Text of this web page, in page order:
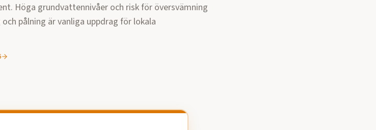
Höga grundvattennivåer och risk för översvämning
pålning är vanliga uppdrag för lokala